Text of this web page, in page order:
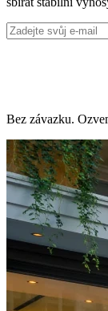
Bez závazku.